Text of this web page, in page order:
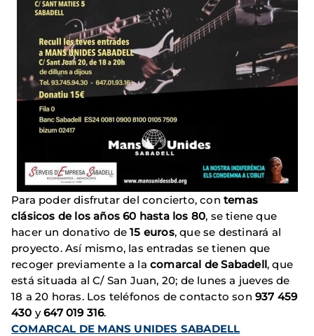
Para poder disfrutar del concierto, con temas
clásicos de los años 60 hasta los 80, se tiene que
hacer un donativo de15 euros, que se destinará al
proyecto. Así mismo, las entradas se tienen que
recoger previamente a la comarcal de Sabadell, que
está situada al C/ San Juan, 20; de lunes a jueves de
18 a 20 horas. Los teléfonos de contacto son937 459
430 y647 019 316.
COMARCAL DE MANS UNIDES SABADELL